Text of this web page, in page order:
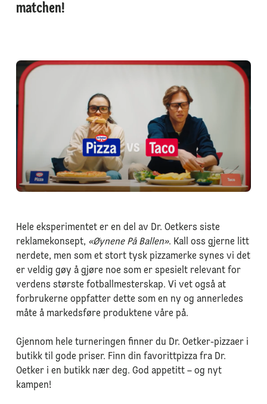
matchen!
Hele eksperimentet er en del av Dr. Oetkers siste
reklamekonsept, «Øynene På Ballen». Kall oss gjerne litt
nerdete, men som et stort tysk pizzamerke synes vi det
er veldig gøy å gjøre noe som er spesielt relevant for
verdens største fotballmesterskap. Vi vet også at
forbrukerne oppfatter dette som en ny og annerledes
måte å markedsføre produktene våre på.
Gjennom hele turneringen finner du Dr. Oetker-pizzaer i
butikk til gode priser. Finn din favorittpizza fra Dr.
Oetker i en butikk nær deg. God appetitt – og nyt
kampen!